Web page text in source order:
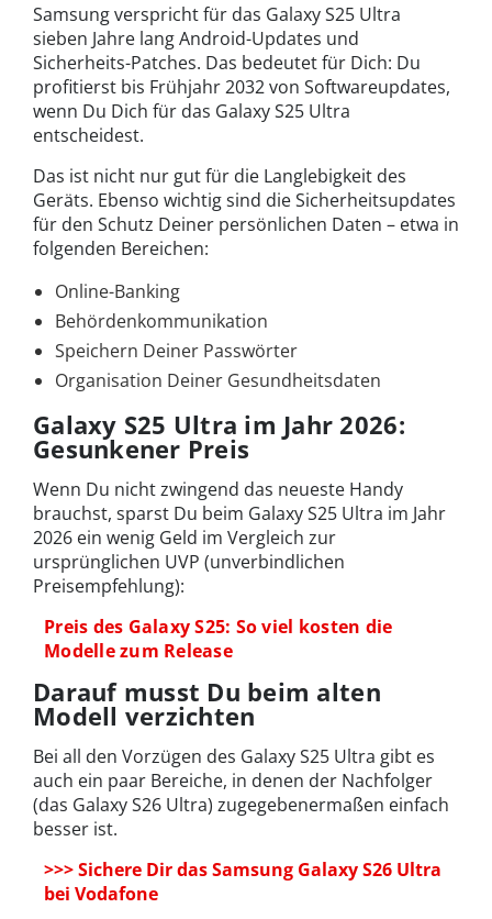
Samsung verspricht für das Galaxy S25 Ultra
sieben Jahre lang Android-Updates und
Sicherheits-Patches. Das bedeutet für Dich: Du
profitierst bis Frühjahr 2032 von Softwareupdates,
wenn Du Dich für das Galaxy S25 Ultra
entscheidest.
Das ist nicht nur gut für die Langlebigkeit des
Geräts. Ebenso wichtig sind die Sicherheitsupdates
für den Schutz Deiner persönlichen Daten – etwa in
folgenden Bereichen:
Online-Banking
Behördenkommunikation
Speichern Deiner Passwörter
Organisation Deiner Gesundheitsdaten
Galaxy S25 Ultra im Jahr 2026:
Gesunkener Preis
Wenn Du nicht zwingend das neueste Handy
brauchst, sparst Du beim Galaxy S25 Ultra im Jahr
2026 ein wenig Geld im Vergleich zur
ursprünglichen UVP (unverbindlichen
Preisempfehlung):
Preis des Galaxy S25: So viel kosten die
Modelle zum Release
Darauf musst Du beim alten
Modell verzichten
Bei all den Vorzügen des Galaxy S25 Ultra gibt es
auch ein paar Bereiche, in denen der Nachfolger
(das Galaxy S26 Ultra) zugegebenermaßen einfach
besser ist.
>>> Sichere Dir das Samsung Galaxy S26 Ultra
bei Vodafone